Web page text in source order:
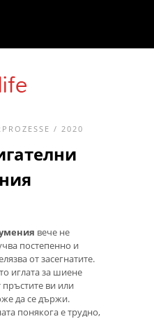
/ 2020
вече не
постепенно и
от засегнатите.
иглата за шиене
ви или
да се държи.
понякога е трудно,